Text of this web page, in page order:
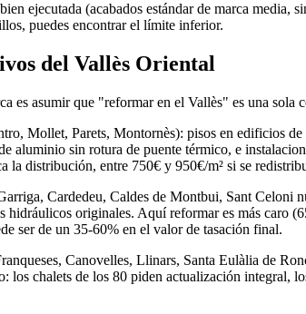
ejecutada (acabados estándar de marca
puedes encontrar el límite inferior.
del Vallès Oriental
es asumir que "reformar en el Vallès" es una
Mollet, Parets, Montornès): pisos en edificios
aluminio sin rotura de puente térmico, e
la distribución, entre 750€ y 950€/m² si se
Cardedeu, Caldes de Montbui, Sant Celoni
originales. Aquí reformar es más caro
ser de un 35-60% en el valor de tasación final.
Canovelles, Llinars, Santa Eulàlia de
los chalets de los 80 piden actualización integral,